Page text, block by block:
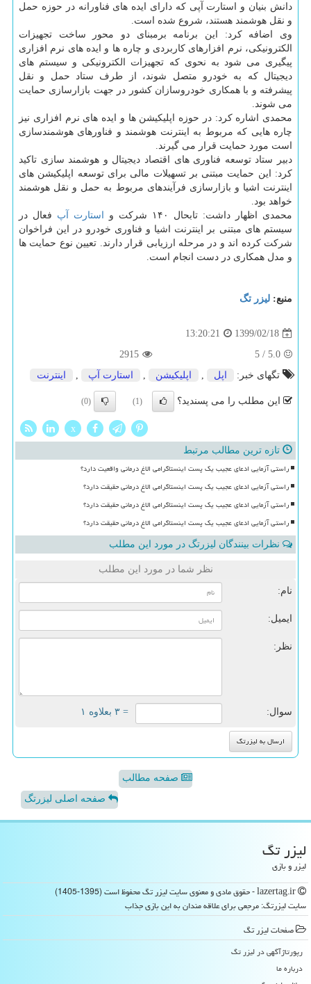
دانش بنیان و استارت آپی که دارای ایده های فناورانه در حوزه حمل
و نقل هوشمند هستند، شروع شده است.
وی اضافه کرد: این برنامه برمبنای دو محور ساخت تجهیزات
الکترونیکی، نرم افزارهای کاربردی و چاره ها و ایده های نرم افزاری
پیگیری می شود به نحوی که تجهیزات الکترونیکی و سیستم های
دیجیتال که به خودرو متصل شوند، از طرف ستاد حمل و نقل
پیشرفته و با همکاری خودروسازان کشور در جهت بازارسازی حمایت
می شوند.
محمدی اشاره کرد: در حوزه اپلیکیشن ها و ایده های نرم افزاری نیز
چاره هایی که مربوط به اینترنت هوشمند و فناورهای هوشمندسازی
است مورد حمایت قرار می گیرند.
دبیر ستاد توسعه فناوری های اقتصاد دیجیتال و هوشمند سازی تاکید
کرد: این حمایت مبتنی بر تسهیلات مالی برای توسعه اپلیکیشن های
اینترنت اشیا و بازارسازی فرآیندهای مربوط به حمل و نقل هوشمند
خواهد بود.
محمدی اظهار داشت: تابحال ۱۴۰ شرکت و
استارت آپ فعال در
سیستم های مبتنی بر اینترنت اشیا و فناوری خودرو در این فراخوان
شرکت کرده اند و در مرحله ارزیابی قرار دارند. تعیین نوع حمایت ها
و مدل همکاری در دست انجام است.
منبع: لیزر تگ
1399/02/18
13:20:21
5.0
/
5
2915
تگهای خبر:
اپل , اپلیكیشن , استارت آپ , اینترنت
این مطلب را می پسندید؟ (1)
(0)
x
تازه ترین مطالب مرتبط
راستی آزمایی ادعای عجیب یک پست اینستاگرامی الاغ درمانی واقعیت دارد؟
راستی آزمایی ادعای عجیب یک پست اینستاگرامی الاغ درمانی حقیقت دارد؟
راستی آزمایی ادعای عجیب یک پست اینستاگرامی الاغ درمانی حقیقت دارد؟
راستی آزمایی ادعای عجیب یک پست اینستاگرامی الاغ درمانی حقیقت دارد؟
نظرات بینندگان لیزرتگ در مورد این مطلب
نظر شما در مورد این مطلب
نام:
ایمیل:
نظر:
سوال: = ۳ بعلاوه ۱
صفحه مطالب
صفحه اصلی لیزرتگ
لیزر تگ
لیزر و بازی
سایت لیزرتگ: مرجعی برای علاقه مندان به این بازی جذاب
صفحات لیزر تگ
رپورتاژآگهی در لیزر تگ
درباره ما